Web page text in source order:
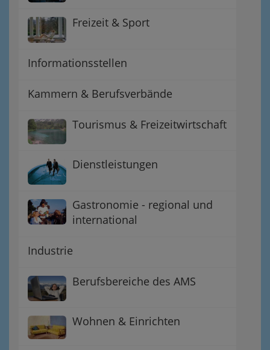
Freizeit & Sport
Informationsstellen
Kammern & Berufsverbände
Tourismus & Freizeitwirtschaft
Dienstleistungen
Gastronomie - regional und
international
Industrie
Berufsbereiche des AMS
Wohnen & Einrichten